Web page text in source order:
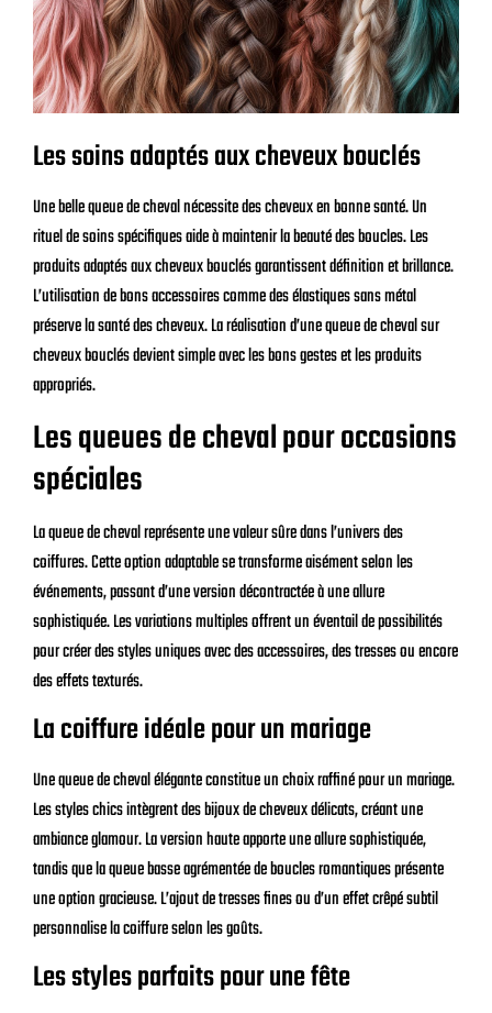
Les soins adaptés aux cheveux bouclés
Une belle queue de cheval nécessite des cheveux en bonne santé. Un
rituel de soins spécifiques aide à maintenir la beauté des boucles. Les
produits adaptés aux cheveux bouclés garantissent définition et brillance.
L’utilisation de bons accessoires comme des élastiques sans métal
préserve la santé des cheveux. La réalisation d’une queue de cheval sur
cheveux bouclés devient simple avec les bons gestes et les produits
appropriés.
Les queues de cheval pour occasions
spéciales
La queue de cheval représente une valeur sûre dans l’univers des
coiffures. Cette option adaptable se transforme aisément selon les
événements, passant d’une version décontractée à une allure
sophistiquée. Les variations multiples offrent un éventail de possibilités
pour créer des styles uniques avec des accessoires, des tresses ou encore
des effets texturés.
La coiffure idéale pour un mariage
Une queue de cheval élégante constitue un choix raffiné pour un mariage.
Les styles chics intègrent des bijoux de cheveux délicats, créant une
ambiance glamour. La version haute apporte une allure sophistiquée,
tandis que la queue basse agrémentée de boucles romantiques présente
une option gracieuse. L’ajout de tresses fines ou d’un effet crêpé subtil
personnalise la coiffure selon les goûts.
Les styles parfaits pour une fête